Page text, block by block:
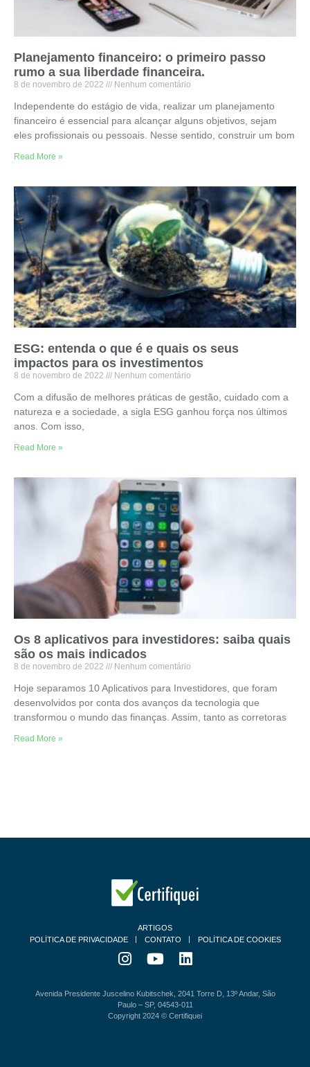
Planejamento financeiro: o primeiro passo
rumo a sua liberdade financeira.
8 de novembro de 2022 Nenhum comentário
Independente do estágio de vida, realizar um planejamento
financeiro é essencial para alcançar alguns objetivos, sejam
eles profissionais ou pessoais. Nesse sentido, construir um bom
Read More »
ESG: entenda o que é e quais os seus
impactos para os investimentos
8 de novembro de 2022 Nenhum comentário
Com a difusão de melhores práticas de gestão, cuidado com a
natureza e a sociedade, a sigla ESG ganhou força nos últimos
anos. Com isso,
Read More »
Os 8 aplicativos para investidores: saiba quais
são os mais indicados
8 de novembro de 2022 Nenhum comentário
Hoje separamos 10 Aplicativos para Investidores, que foram
desenvolvidos por conta dos avanços da tecnologia que
transformou o mundo das finanças. Assim, tanto as corretoras
Read More »
ARTIGOS
POLÍTICA DE PRIVACIDADE
CONTATO POLÍTICA DE COOKIES
Avenida Presidente Juscelino Kubitschek, 2041 Torre D, 13º Andar, São
Paulo – SP, 04543-011
Copyright 2024 © Certifiquei